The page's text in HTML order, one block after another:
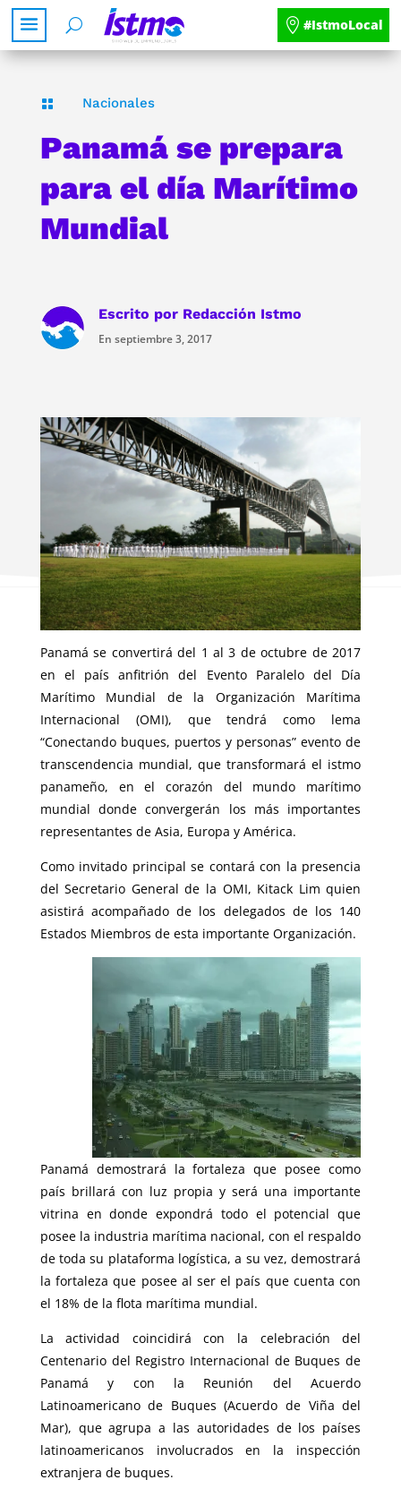
#IstmoLocal
 Nacionales
Panamá se prepara
para el día Marítimo
Mundial
Escrito por Redacción Istmo
En septiembre 3, 2017
Panamá se convertirá del 1 al 3 de octubre de 2017
en el país anfitrión del Evento Paralelo del Día
Marítimo Mundial de la Organización Marítima
Internacional (OMI), que tendrá como lema
“Conectando buques, puertos y personas” evento de
transcendencia mundial, que transformará el istmo
panameño, en el corazón del mundo marítimo
mundial donde convergerán los más importantes
representantes de Asia, Europa y América.
Como invitado principal se contará con la presencia
del Secretario General de la OMI, Kitack Lim quien
asistirá acompañado de los delegados de los 140
Estados Miembros de esta importante Organización.
Panamá demostrará la fortaleza que posee como
país brillará con luz propia y será una importante
vitrina en donde expondrá todo el potencial que
posee la industria marítima nacional, con el respaldo
de toda su plataforma logística, a su vez, demostrará
la fortaleza que posee al ser el país que cuenta con
el 18% de la flota marítima mundial.
La actividad coincidirá con la celebración del
Centenario del Registro Internacional de Buques de
Panamá y con la Reunión del Acuerdo
Latinoamericano de Buques (Acuerdo de Viña del
Mar), que agrupa a las autoridades de los países
latinoamericanos involucrados en la inspección
extranjera de buques.